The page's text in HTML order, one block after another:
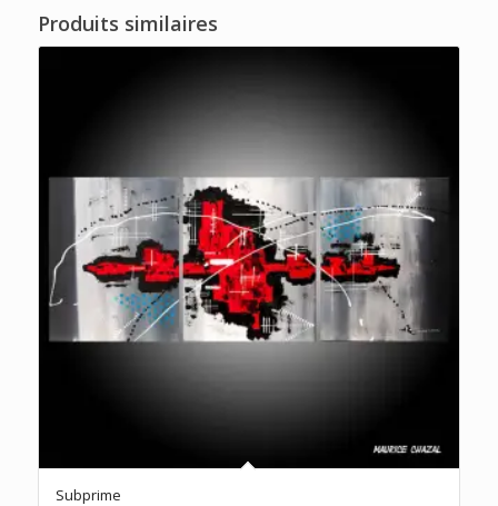
Produits similaires
Subprime